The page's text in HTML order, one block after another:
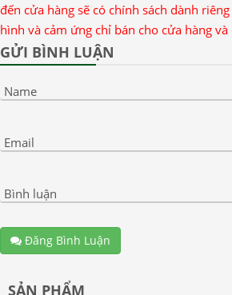
đến cửa hàng sẽ có chính sách dành
hình và cảm ứng chỉ bán cho cửa hàng và
GỬI BÌNH LUẬN
Name
Email
Bình luận
Đăng Bình Luận
SẢN PHẨM